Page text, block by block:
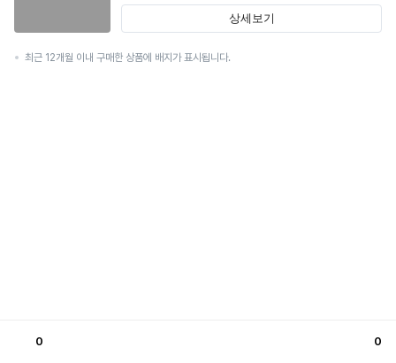
상세보기
최근 12개월 이내 구매한 상품에 배지가 표시됩니다.
0 0